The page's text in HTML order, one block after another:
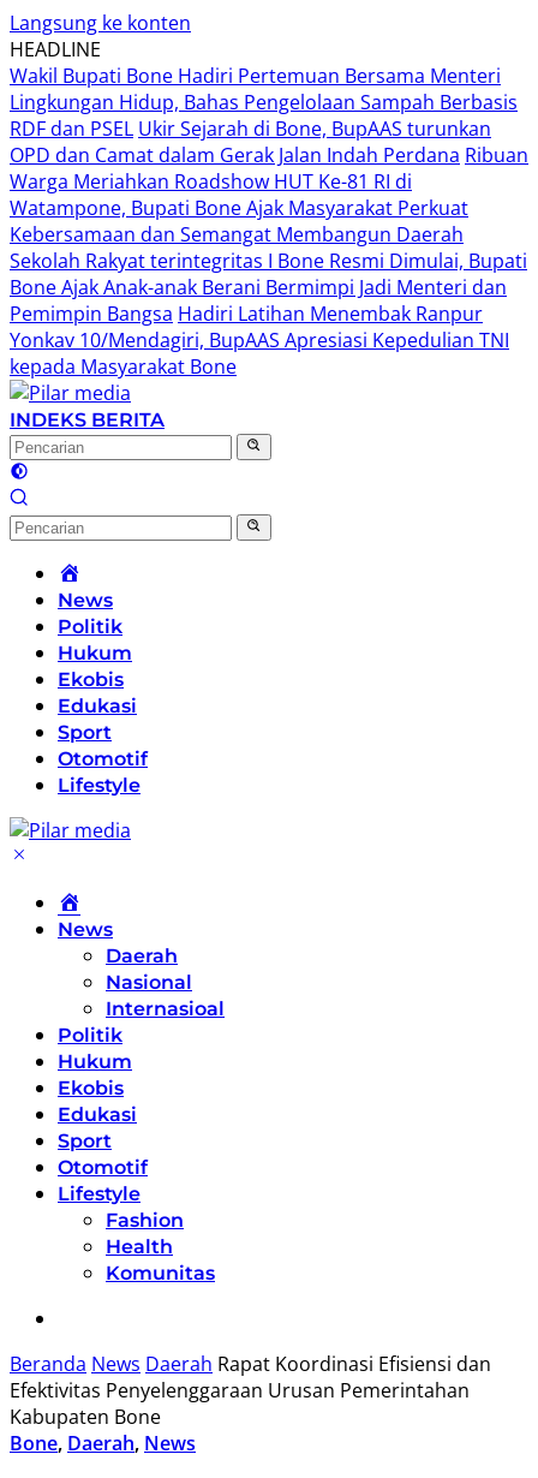
Langsung ke konten
HEADLINE
Wakil Bupati Bone Hadiri Pertemuan Bersama Menteri
Lingkungan Hidup, Bahas Pengelolaan Sampah Berbasis
RDF dan PSEL Ukir Sejarah di Bone, BupAAS turunkan
OPD dan Camat dalam Gerak Jalan Indah Perdana Ribuan
Warga Meriahkan Roadshow HUT Ke-81 RI di
Watampone, Bupati Bone Ajak Masyarakat Perkuat
Kebersamaan dan Semangat Membangun Daerah
Sekolah Rakyat terintegritas I Bone Resmi Dimulai, Bupati
Bone Ajak Anak-anak Berani Bermimpi Jadi Menteri dan
Pemimpin Bangsa Hadiri Latihan Menembak Ranpur
Yonkav 10/Mendagiri, BupAAS Apresiasi Kepedulian TNI
kepada Masyarakat Bone
INDEKS BERITA
News
Politik
Hukum
Ekobis
Edukasi
Sport
Otomotif
Lifestyle
News
Daerah
Nasional
Internasioal
Politik
Hukum
Ekobis
Edukasi
Sport
Otomotif
Lifestyle
Fashion
Health
Komunitas
Beranda News Daerah Rapat Koordinasi Efisiensi dan
Efektivitas Penyelenggaraan Urusan Pemerintahan
Kabupaten Bone
Bone, Daerah, News